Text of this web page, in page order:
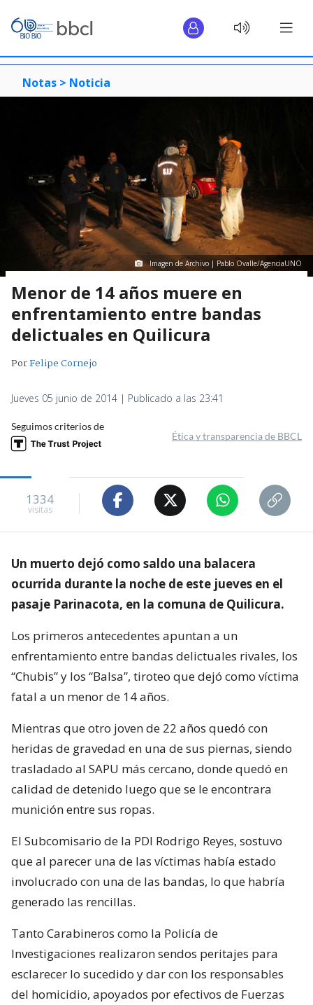
Notas > Noticia
Imagen de Archivo | Pablo Ovalle/AgenciaUNO
Menor de 14 años muere en
enfrentamiento entre bandas
delictuales en Quilicura
PorFelipe Cornejo
Jueves 05 junio de 2014 | Publicado a las 23:41
Seguimos criterios de
Ética y transparencia de BBCL
1334
visitas
Un muerto dejó como saldo una balacera
ocurrida durante la noche de este jueves en el
pasaje Parinacota, en la comuna de Quilicura.
Los primeros antecedentes apuntan a un
enfrentamiento entre bandas delictuales rivales, los
“Chubis” y los “Balsa”, tiroteo que dejó como víctima
fatal a un menor de 14 años.
Mientras que otro joven de 22 años quedó con
heridas de gravedad en una de sus piernas, siendo
trasladado al SAPU más cercano, donde quedó en
calidad de detenido luego que se le encontrara
munición entre sus ropas.
El Subcomisario de la PDI Rodrigo Reyes, sostuvo
que al parecer una de las víctimas había estado
involucrado con una de las bandas, lo que habría
generado las rencillas.
Tanto Carabineros como la Policía de
Investigaciones realizaron sendos peritajes para
esclarecer lo sucedido y dar con los responsables
del homicidio, apoyados por efectivos de Fuerzas